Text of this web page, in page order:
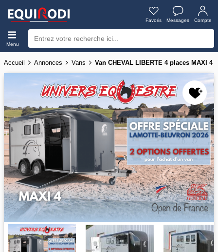
Favoris Messages Compte
Menu
Accueil Annonces Vans Van CHEVAL LIBERTE 4 places MAXI 4